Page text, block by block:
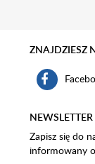
ZNAJDZIESZ
NEWSLETTER
Zapisz się do
informowany